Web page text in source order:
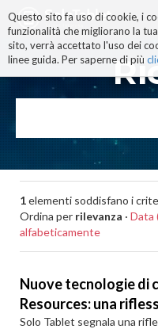
Questo sito fa uso di cookie, i
funzionalità che migliorano la
sito, verrà accettato l'uso dei
linee guida. Per saperne di più
ai
|
alla
1elementi soddisfano i
Ordina per rilevanza · Data
alfabeticamente
Nuove tecnologie di
Resources: una
Solo Tablet segnala una